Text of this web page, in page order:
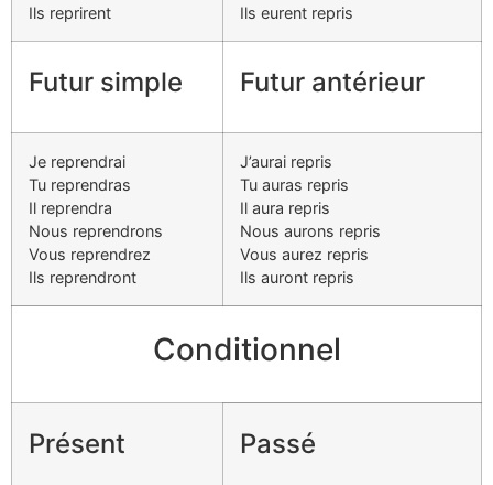
Ils reprirent
Ils eurent repris
Futur simple Futur antérieur
Je reprendrai
Tu reprendras
Il reprendra
Nous reprendrons
Vous reprendrez
Ils reprendront
J’aurai repris
Tu auras repris
Il aura repris
Nous aurons repris
Vous aurez repris
Ils auront repris
Conditionnel
Présent Passé